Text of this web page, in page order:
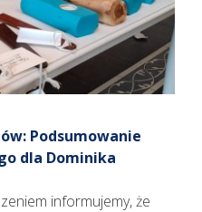
Podsumowanie
dla Dominika
informujemy, że